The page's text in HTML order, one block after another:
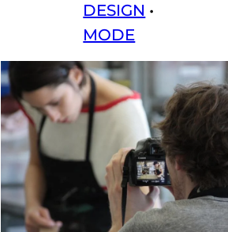
DESIGN
MODE